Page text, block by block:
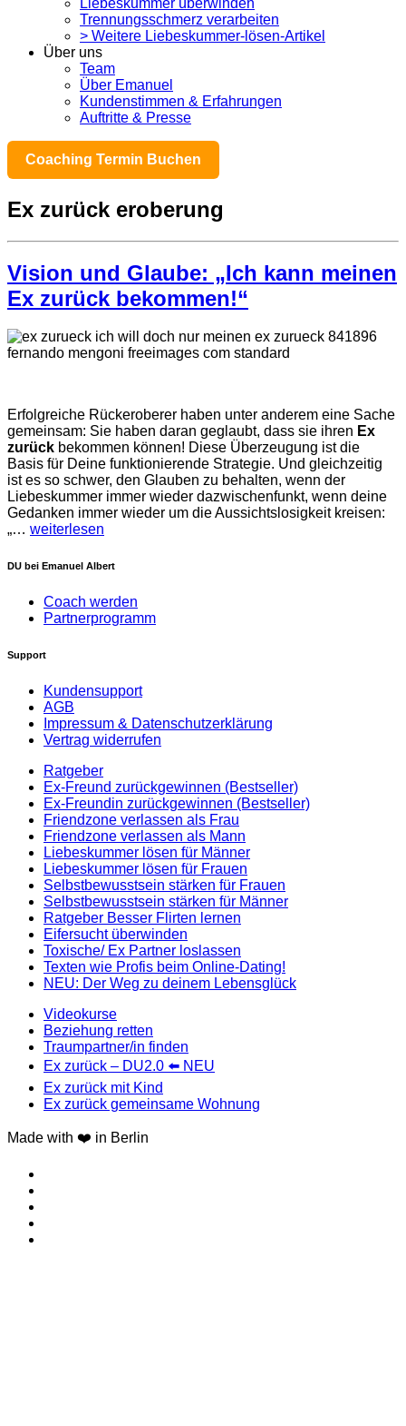
Trennungsschmerz verarbeiten
> Weitere Liebeskummer-lösen-Artikel
Über uns
Team
Über Emanuel
Kundenstimmen & Erfahrungen
Auftritte & Presse
Coaching Termin Buchen
Ex zurück eroberung
Vision und Glaube: „Ich kann meinen
Ex zurück bekommen!“
Erfolgreiche Rückeroberer haben unter anderem eine Sache
gemeinsam: Sie haben daran geglaubt, dass sie ihren Ex
zurück bekommen können! Diese Überzeugung ist die
Basis für Deine funktionierende Strategie. Und gleichzeitig
ist es so schwer, den Glauben zu behalten, wenn der
Liebeskummer immer wieder dazwischenfunkt, wenn deine
Gedanken immer wieder um die Aussichtslosigkeit kreisen:
„… weiterlesen
DU bei Emanuel Albert
Coach werden
Partnerprogramm
Support
Kundensupport
AGB
Impressum & Datenschutzerklärung
Vertrag widerrufen
Ratgeber
Ex-Freund zurückgewinnen (Bestseller)
Ex-Freundin zurückgewinnen (Bestseller)
Friendzone verlassen als Frau
Friendzone verlassen als Mann
Liebeskummer lösen für Männer
Liebeskummer lösen für Frauen
Selbstbewusstsein stärken für Frauen
Selbstbewusstsein stärken für Männer
Ratgeber Besser Flirten lernen
Eifersucht überwinden
Toxische/ Ex Partner loslassen
Texten wie Profis beim Online-Dating!
NEU: Der Weg zu deinem Lebensglück
Videokurse
Beziehung retten
Traumpartner/in finden
Ex zurück – DU2.0 ⬅️ NEU
Ex zurück mit Kind
Ex zurück gemeinsame Wohnung
Made with ❤️ in Berlin